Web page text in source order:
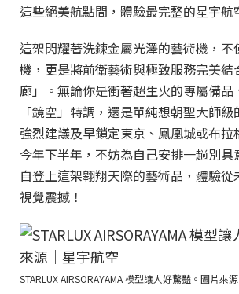
這些絕美航點間，體驗最完整的星宇航
這架閃耀著洗鍊金屬光澤的藝術機，不
機，更是將前衛藝術與極致服務完美結
廊」。無論你是衝著超生火的專屬備品
「鏡空」特調，還是單純想朝聖大師
強烈建議及早鎖定東京、鳳凰城或布拉
今年下半年，不妨為自己安排一趟別具
自登上這架翱翔天際的藝術品，體驗從
視覺震撼！
STARLUX AIRSORAYAMA 模型讓人好驚豔。圖片來